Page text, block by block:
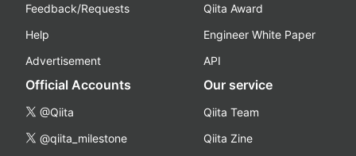
Feedback/Requests
Help
Advertisement
Qiita Award
Engineer White Paper
API
Official Accounts
@Qiita
@qiita_milestone
Our service
Qiita Team
Qiita Zine